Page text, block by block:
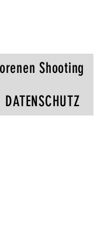
Shooting
DATENSCHUTZ